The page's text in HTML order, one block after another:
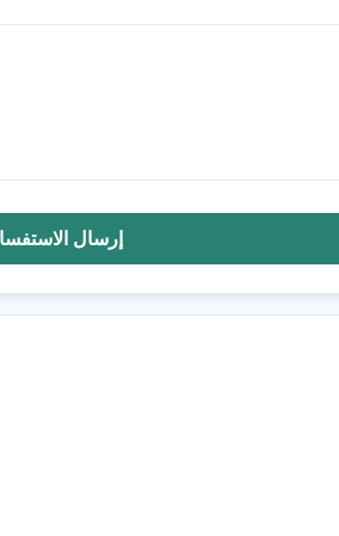
إرسال